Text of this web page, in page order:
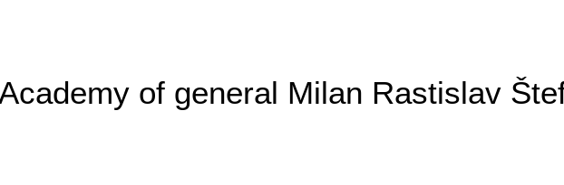
of general Milan Rastislav